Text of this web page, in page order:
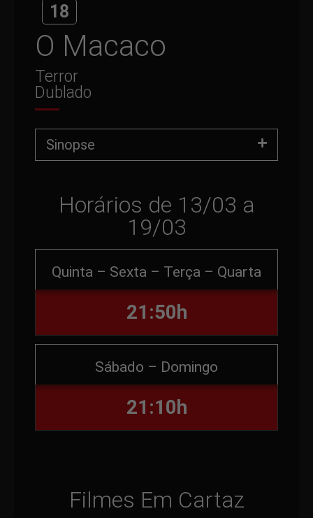
18
O Macaco
Terror
Dublado
Sinopse
Horários de 13/03 a
19/03
Quinta – Sexta – Terça – Quarta
21:50h
Sábado – Domingo
21:10h
Filmes Em Cartaz